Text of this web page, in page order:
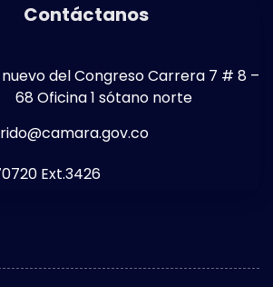
Contáctanos
nuevo del Congreso Carrera 7 # 8 –
68 Oficina 1 sótano norte
Ext.3426